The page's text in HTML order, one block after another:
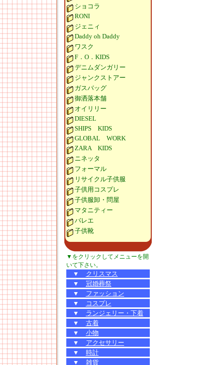
ショコラ
RONI
ジェニィ
Daddy oh Daddy
ワスク
F．O．KIDS
デニムダンガリー
ジャンクストアー
ガスバッグ
御洒落本舗
オイリリー
DIESEL
SHIPS KIDS
GLOBAL WORK
ZARA KIDS
ニネッタ
フォーマル
リサイクル子供服
子供用コスプレ
子供服卸・問屋
マタニティー
バレエ
子供靴
▼をクリックしてメニューを開
いて下さい。
▼
クリスマス
▼
冠婚葬祭
▼
ファッション
▼
コスプレ
▼
ランジェリー・下着
▼
古着
▼
小物
▼
アクセサリー
▼
時計
▼
雑貨